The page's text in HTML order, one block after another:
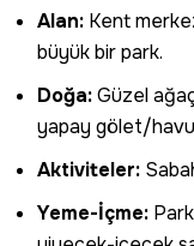
Alan: Kent
büyük bir park.
Doğa:Güzel
yapay gölet/
Aktiviteler:
Yeme-İçme: